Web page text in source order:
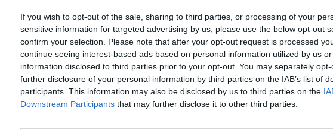
If you wish to opt-out of the sale, sharing to third parties, or processing of your
sensitive information for targeted advertising by us, please use the below opt-out
confirm your selection. Please note that after your opt-out request is processed
continue seeing interest-based ads based on personal information utilized by us
information disclosed to third parties prior to your opt-out. You may separately
further disclosure of your personal information by third parties on the IAB’s list of
participants. This information may also be disclosed by us to third parties on the
Downstream Participants that may further disclose it to other third parties.